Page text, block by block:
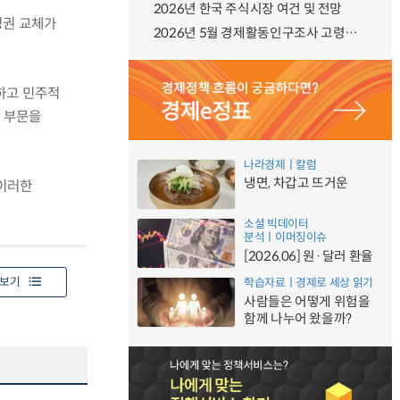
교체가
고 민주적
문을
러한
기
2026년 한국 주식시장 여건 및 전망
2026년 5월 경제활동인구조사 고령층 부가조사 결과
나라경제ㅣ칼럼
냉면, 차갑고 뜨거운
소셜 빅데이터
분석ㅣ이머징이슈
[2026.06] 원·달러 환율
학습자료ㅣ경제로 세상 읽기
사람들은 어떻게 위험을
함께 나누어 왔을까?